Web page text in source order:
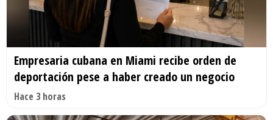
Empresaria cubana en Miami recibe orden de
deportación pese a haber creado un negocio
Hace 3 horas